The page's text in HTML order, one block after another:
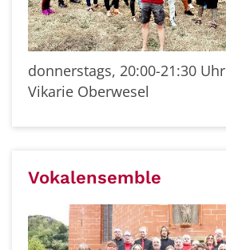
donnerstags, 20:00-21:30 Uhr
Vikarie Oberwesel
Vokalensemble